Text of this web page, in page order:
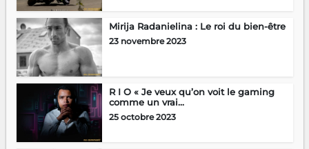
Mirija Radanielina : Le roi du bien-être
23 novembre 2023
R I O « Je veux qu’on voit le gaming
comme un vrai...
25 octobre 2023